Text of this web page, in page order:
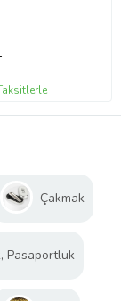
Çakmak
Pasaportluk